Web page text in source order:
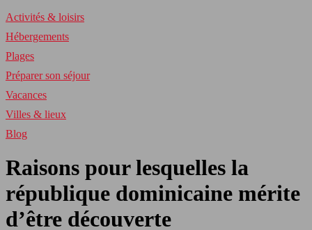
Activités & loisirs
Hébergements
Plages
Préparer son séjour
Vacances
Villes & lieux
Blog
Raisons pour lesquelles la
république dominicaine mérite
d’être découverte